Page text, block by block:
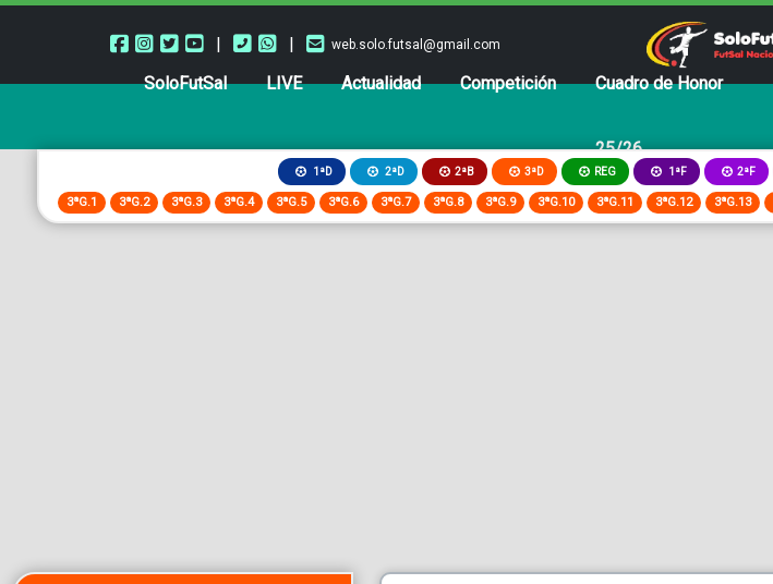
| | web.solo.futsal@gmail.com
SoloFutSal LIVE Actualidad Competición Cuadro de Honor
25/26
1ªD 2ªD 2ªB 3ªD REG 1ªF 2ªF
3ªG.1 3ªG.2 3ªG.3 3ªG.4 3ªG.5 3ªG.6 3ªG.7 3ªG.8 3ªG.9 3ªG.10 3ªG.11 3ªG.12 3ªG.13